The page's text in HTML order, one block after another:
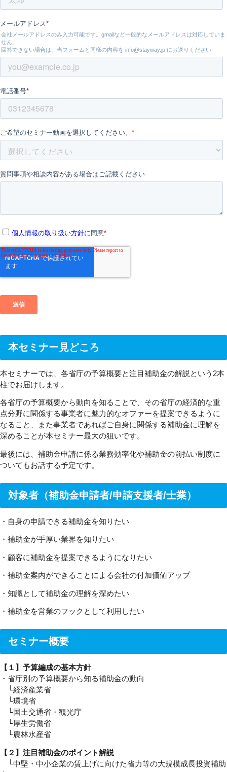
本セミナー見どころ
本セミナーでは、各省庁の予算概要と注目補助金の解説という2本
柱でお届けします。
各省庁の予算概要から動向を知ることで、その省庁の経済的な重
点分野に関係する事業者に魅力的なオファーを提案できるように
なること、また事業者であればご自身に関係する補助金に理解を
深めることが本セミナー最大の狙いです。
最後には、補助金申請に係る業務効率化や補助金の前払い制度に
ついてもお話する予定です。
対象者（補助金申請者/申請支援者/士業）
・自身の申請できる補助金を知りたい
・補助金が手厚い業界を知りたい
・顧客に補助金を提案できるようになりたい
・補助金案内ができることによる会社の付加価値アップ
・知識として補助金の理解を深めたい
・補助金を営業のフックとして利用したい
セミナー概要
【１】予算編成の基本方針
・省庁別の予算概要から知る補助金の動向
└経済産業省
└環境省
└国土交通省・観光庁
└厚生労働省
└農林水産省
【２】注目補助金のポイント解説
└中堅・中小企業の賃上げに向けた省力等の大規模成長投資補助